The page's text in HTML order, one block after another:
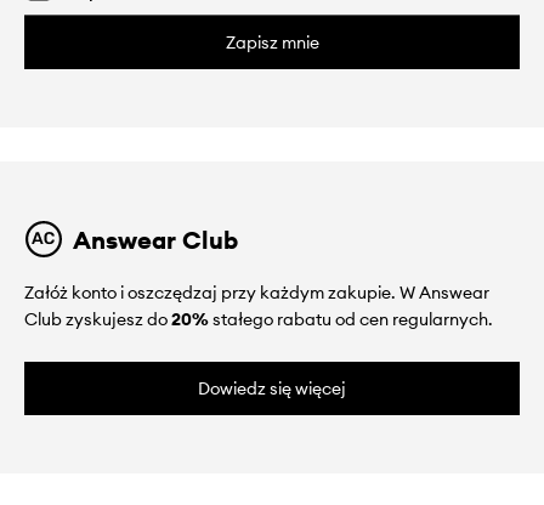
Zapisz mnie
Answear Club
Załóż konto i oszczędzaj przy każdym zakupie. W Answear
Club zyskujesz do20%stałego rabatu od cen regularnych.
Dowiedz się więcej